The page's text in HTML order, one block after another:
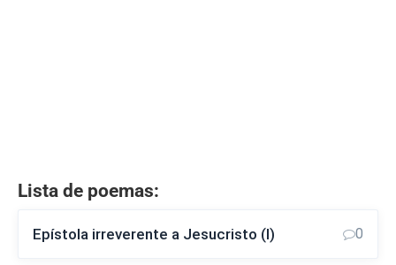
Lista de poemas:
Epístola irreverente a Jesucristo (I) 0